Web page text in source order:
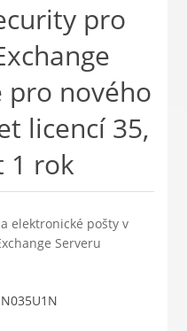
pro
pro nového
licencí 35,
1 rok
elektronické pošty v
Serveru